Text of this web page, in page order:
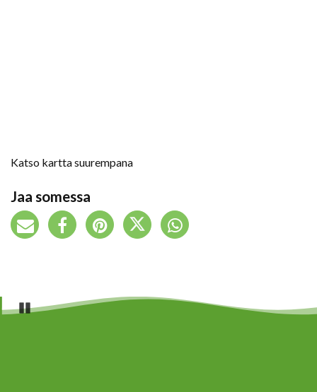
Katso kartta suurempana
Jaa somessa
Pause